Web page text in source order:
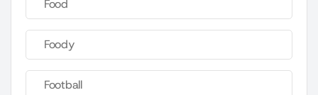
Food
Foody
Football